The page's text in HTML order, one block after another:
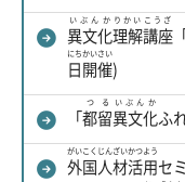
異文化
いぶんか
理解
りかい
講座
こうざ
日
にち
開催
かいさい
)
「都留
つる
異文化
いぶんか
ふ
外国
がいこく
人材
じんざい
活用
かつよう
セ